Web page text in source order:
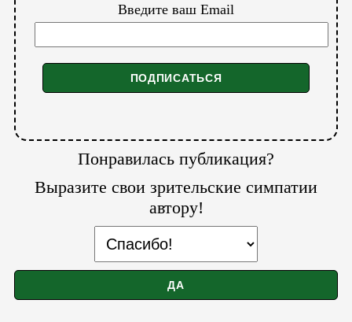
Введите ваш Email
Понравилась публикация?
Выразите свои зрительские симпатии
автору!